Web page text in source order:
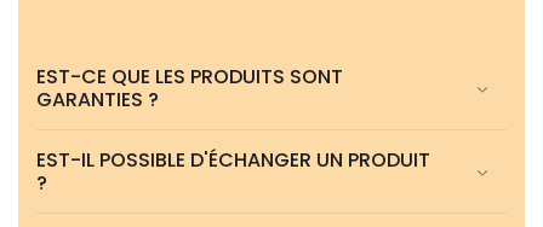
EST-CE QUE LES PRODUITS SONT
GARANTIES ?
EST-IL POSSIBLE D'ÉCHANGER UN PRODUIT
?